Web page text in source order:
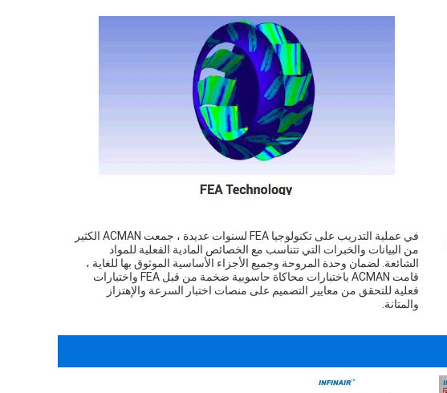
في عملية التدريب على تكنولوجيا FEA لسنوات عديدة ، جمعت ACMAN الكثير
من البيانات والخبرات التي تتناسب مع الخصائص المادية الفعلية للمواد
الشائعة. لضمان وحدة المروحة وجميع الأجزاء الأساسية الموثوق بها للغاية ،
قامت ACMAN باختبارات محاكاة حاسوبية ضخمة من قبل FEA واختبارات
فعلية للتحقق من معايير التصميم على منصات اختبار السرعة والإهتزاز
والمتانة.